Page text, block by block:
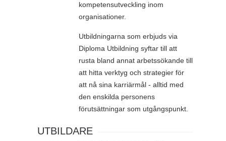
kompetensutveckling inom
organisationer.
Utbildningarna som erbjuds via
Diploma Utbildning syftar till att
rusta bland annat arbetssökande till
att hitta verktyg och strategier för
att nå sina karriärmål - alltid med
den enskilda personens
förutsättningar som utgångspunkt.
UTBILDARE